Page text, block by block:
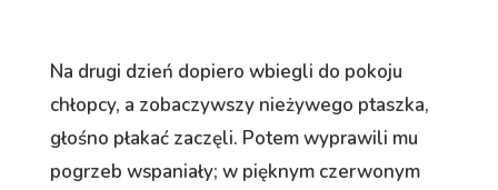
Na drugi dzień dopiero wbiegli do pokoju
chłopcy, a zobaczywszy nieżywego ptaszka,
głośno płakać zaczęli. Potem wyprawili mu
pogrzeb wspaniały; w pięknym czerwonym